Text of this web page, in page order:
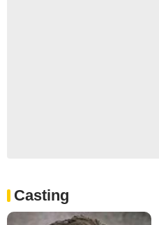
Casting